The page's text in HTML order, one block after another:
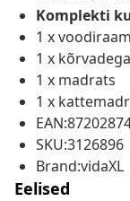
Komplekti
1 x voodiraam
1 x
1 x madrats
1 x
SKU:3126896
Brand:vidaXL
Eelised